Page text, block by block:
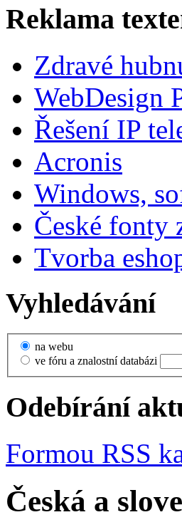
Reklama
Zdravé
WebDesign
Řešení IP
Acronis
Windows,
České fonty
Tvorba
Vyhledávání
na webu
ve fóru a znalostní databázi
Odebírání
Formou RSS
Česká a